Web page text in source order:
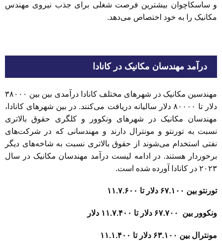
و ساسکاچوان بیشترین فرصت شغلی برای جذب نیروی مهندس
مکانیک را به خود اختصاص می‌دهد.
درآمد مهندسان مکانیک در کانادا
مهندسین مکانیک در شهرهای مختلف کانادا درآمدی بین بین ۳۸۰۰۰
دلار تا ۸۰۰۰۰ دلار سالیانه دریافت می‌کنند. در بین شهرهای کانادا،
مهندسان مکانیک در شهرهای ونکوور و کلگری حقوق بالاتری
نسبت به تورنتو و مونترال دارند و مهندسانی که در شرکت‌های
نفتی استخدام می‌شوند از حقوق بالاتری نسبت به شاخه‌های دیگر
برخوردار هستند. در ادامه لیست درآمد مهندسان مکانیک در سال
۲۰۲۳ در کانادا آورده شده است.
تورنتو بین ۶۷.۱۰۰ دلار تا ۱۱.۷.۶۰۰
ونکوور بین ۶۷.۷۰۰ دلار تا ۱۱.۷.۴۰۰ دلار
مونترال بین ۶۳.۱۰۰ دلار تا ۱۱.۱.۴۰۰